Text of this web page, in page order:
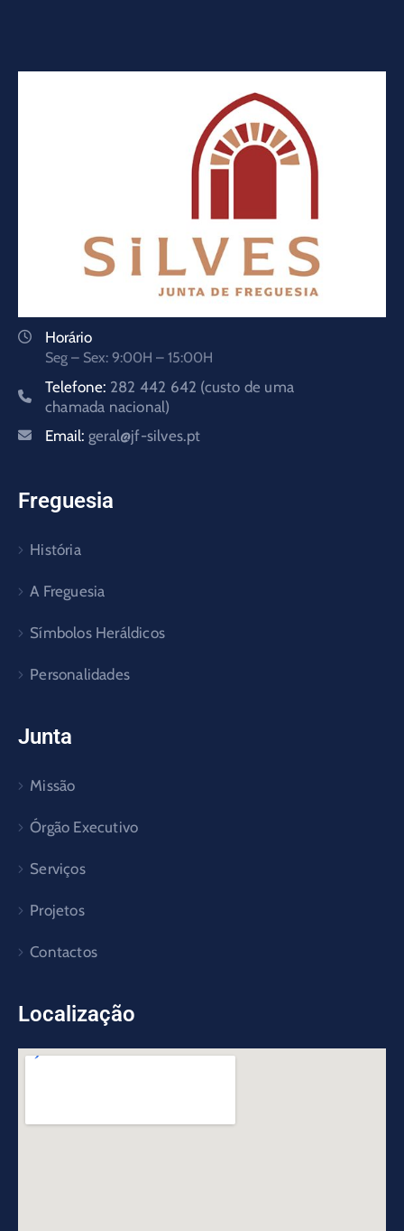
Horário
Seg – Sex: 9:00H – 15:00H
Telefone: 282 442 642 (custo de uma
chamada nacional)
Email: geral@jf-silves.pt
Freguesia
História
A Freguesia
Símbolos Heráldicos
Personalidades
Junta
Missão
Órgão Executivo
Serviços
Projetos
Contactos
Localização